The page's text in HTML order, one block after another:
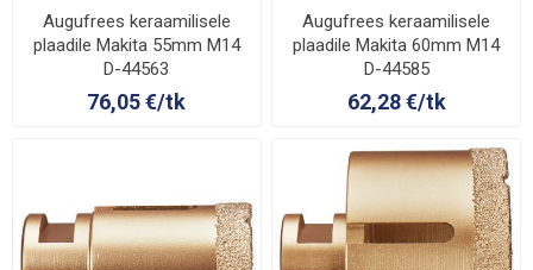
Augufrees keraamilisele
plaadile Makita 55mm M14
D-44563
76,05 €/tk
Augufrees keraamilisele
plaadile Makita 60mm M14
D-44585
62,28 €/tk